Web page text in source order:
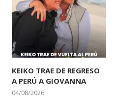
KEIKO TRAE DE REGRESO
A PERÚ A GIOVANNA
04/08/2026